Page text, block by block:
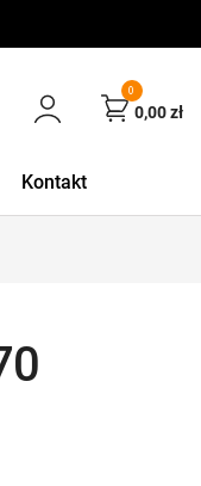
0
0,00zł
Kontakt